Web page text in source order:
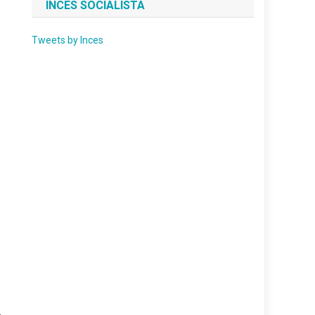
INCES SOCIALISTA
Tweets by Inces